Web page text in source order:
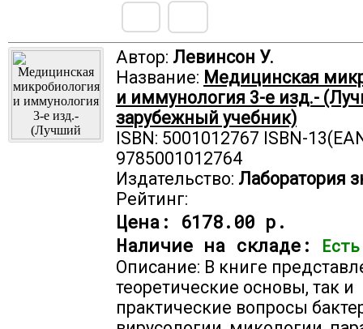
Автор: Левинсон У.
Название: Медицинская
и иммунология 3-е изд.-
зарубежный учебник)
ISBN: 5001012767 ISBN-
9785001012764
Издательство: Лаборатория
Рейтинг:
Цена: 6178.00 р.
Наличие на складе:
Описание: В книге
теоретические основы, так и
практические вопросы